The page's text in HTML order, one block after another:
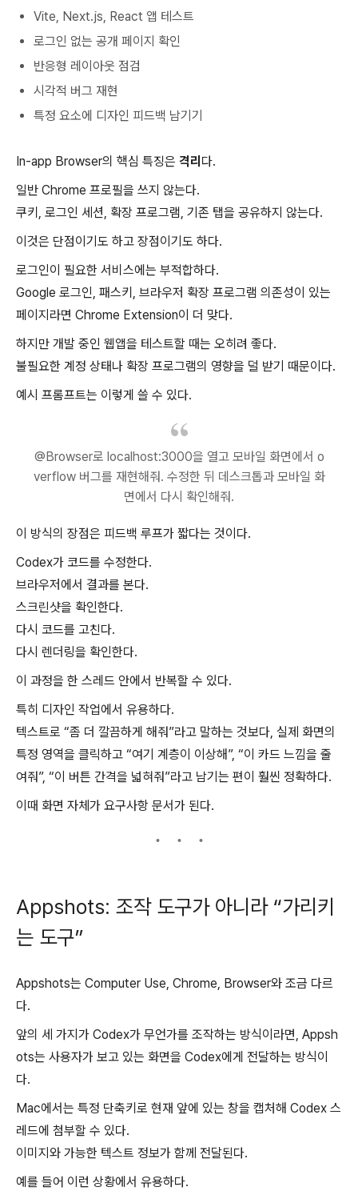
Vite, Next.js, React 앱 테스트
로그인 없는 공개 페이지 확인
반응형 레이아웃 점검
시각적 버그 재현
특정 요소에 디자인 피드백 남기기
In-app Browser의 핵심 특징은 격리 다.
일반 Chrome 프로필을 쓰지 않는다.
쿠키, 로그인 세션, 확장 프로그램, 기존 탭을 공유하지 않는다.
이것은 단점이기도 하고 장점이기도 하다.
로그인이 필요한 서비스에는 부적합하다.
Google 로그인, 패스키, 브라우저 확장 프로그램 의존성이 있는
페이지라면 Chrome Extension이 더 맞다.
하지만 개발 중인 웹앱을 테스트할 때는 오히려 좋다.
불필요한 계정 상태나 확장 프로그램의 영향을 덜 받기 때문이다.
예시 프롬프트는 이렇게 쓸 수 있다.
@Browser로 localhost:3000을 열고 모바일 화면에서 o
verflow 버그를 재현해줘. 수정한 뒤 데스크톱과 모바일 화
면에서 다시 확인해줘.
이 방식의 장점은 피드백 루프가 짧다는 것이다.
Codex가 코드를 수정한다.
브라우저에서 결과를 본다.
스크린샷을 확인한다.
다시 코드를 고친다.
다시 렌더링을 확인한다.
이 과정을 한 스레드 안에서 반복할 수 있다.
특히 디자인 작업에서 유용하다.
텍스트로 “좀 더 깔끔하게 해줘”라고 말하는 것보다, 실제 화면의
특정 영역을 클릭하고 “여기 계층이 이상해”, “이 카드 느낌을 줄
여줘”, “이 버튼 간격을 넓혀줘”라고 남기는 편이 훨씬 정확하다.
이때 화면 자체가 요구사항 문서가 된다.
Appshots: 조작 도구가 아니라 “가리키
는 도구”
Appshots는 Computer Use, Chrome, Browser와 조금 다르
다.
앞의 세 가지가 Codex가 무언가를 조작하는 방식이라면, Appsh
ots는 사용자가 보고 있는 화면을 Codex에게 전달하는 방식이
다.
Mac에서는 특정 단축키로 현재 앞에 있는 창을 캡처해 Codex 스
레드에 첨부할 수 있다.
이미지와 가능한 텍스트 정보가 함께 전달된다.
예를 들어 이런 상황에서 유용하다.